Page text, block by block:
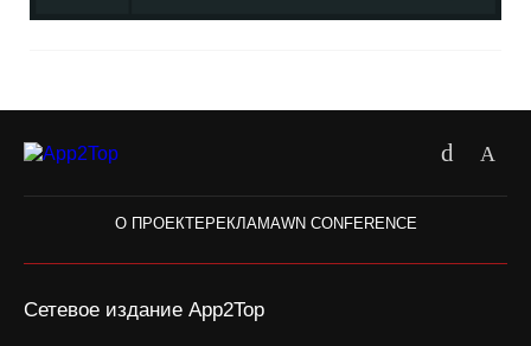
О ПРОЕКТЕРЕКЛАМАWN CONFERENCE
Сетевое издание App2Top